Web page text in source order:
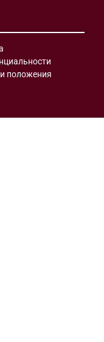
положения